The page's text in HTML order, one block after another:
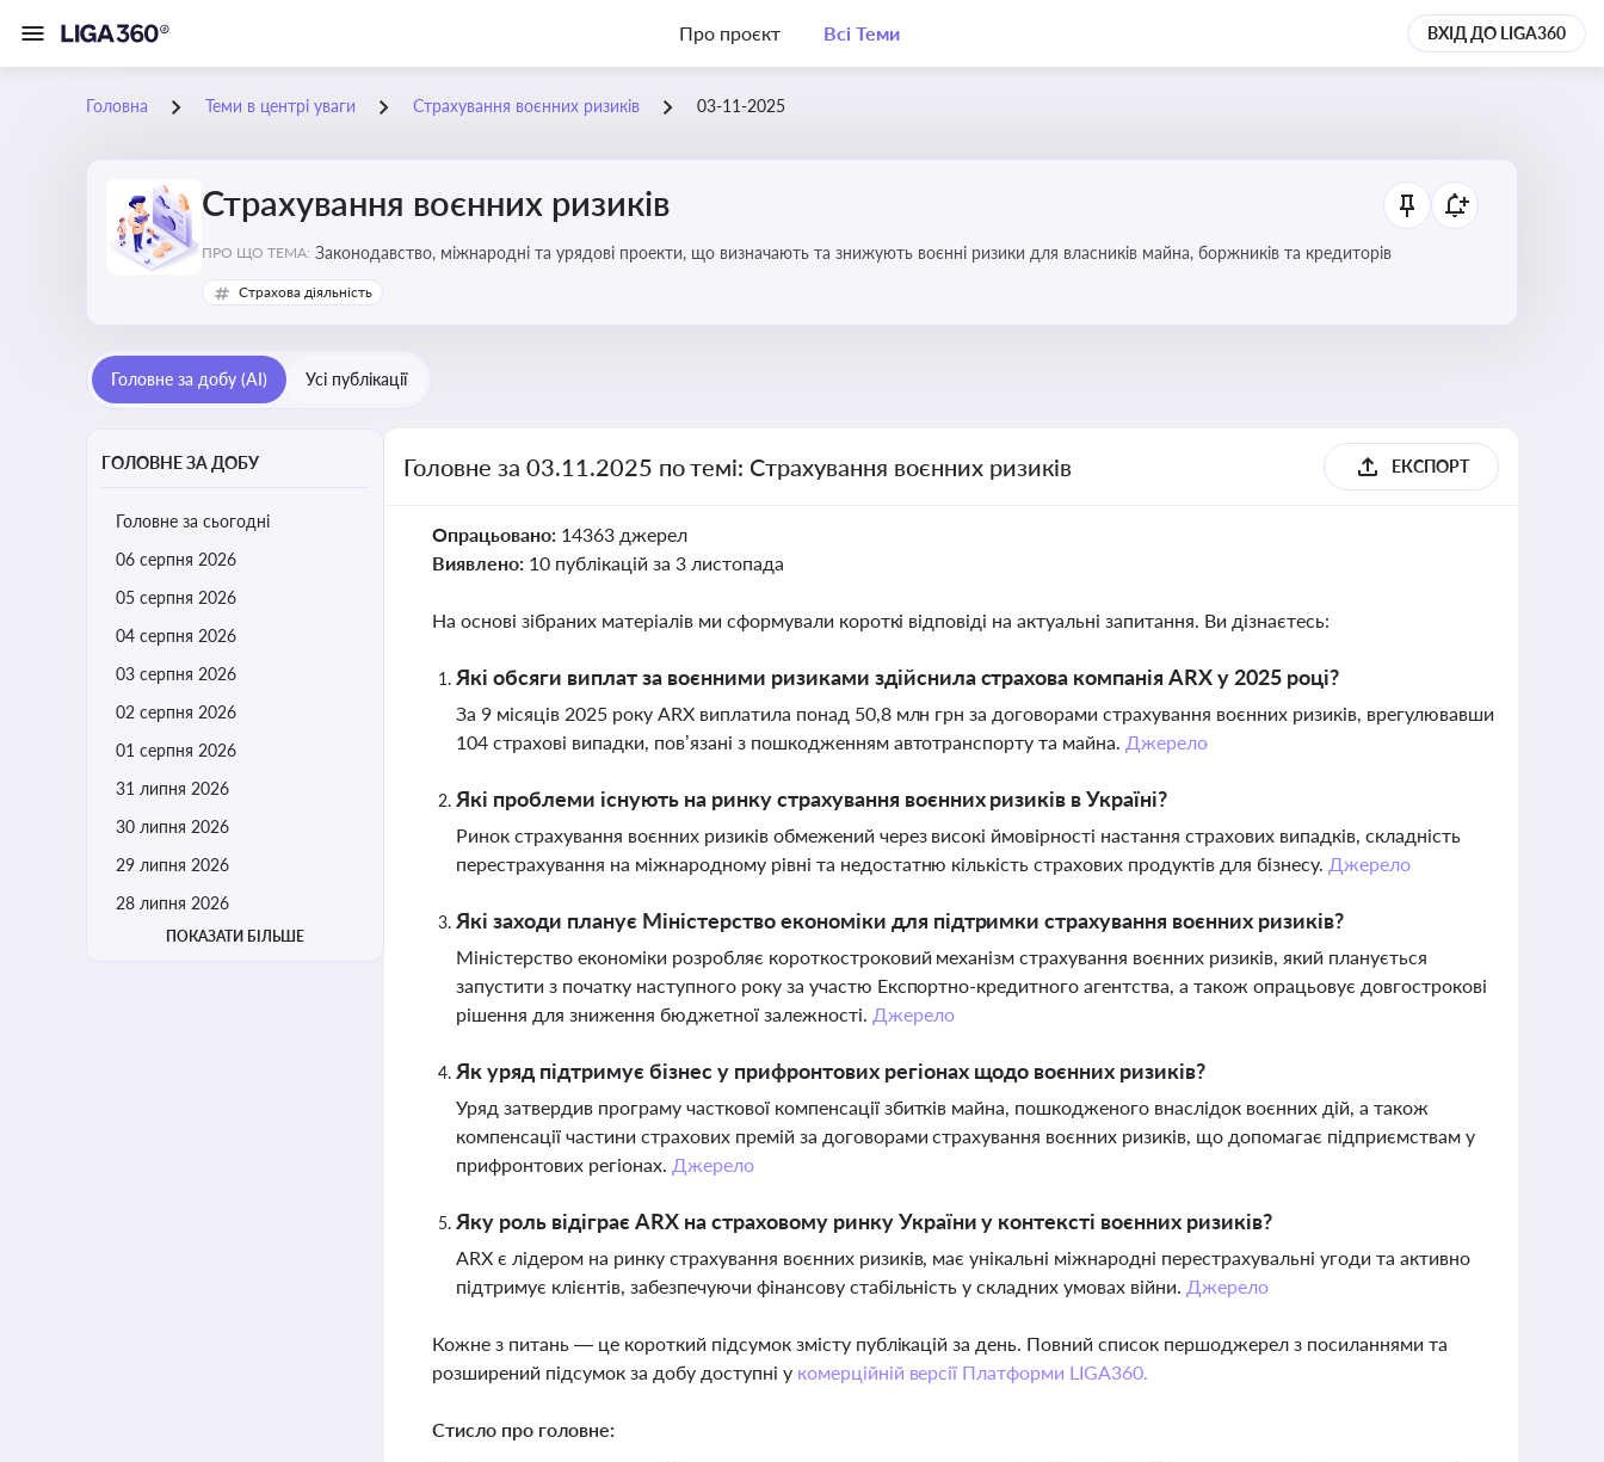
Про проєкт Всі Теми ВХІД ДО LIGA360
Головна Теми в центрі уваги Страхування воєнних ризиків 03-11-2025
Страхування воєнних ризиків
ПРО ЩО ТЕМА: Законодавство, міжнародні та урядові проекти, що визначають та знижують воєнні ризики для власників майна, боржників та кредиторів
Страхова діяльність
Головне за добу (AI) Усі публікації
ГОЛОВНЕ ЗА ДОБУ
Головне за сьогодні
06 серпня 2026
05 серпня 2026
04 серпня 2026
03 серпня 2026
02 серпня 2026
01 серпня 2026
31 липня 2026
30 липня 2026
29 липня 2026
28 липня 2026
ПОКАЗАТИ БІЛЬШЕ
Головне за 03.11.2025 по темі: Страхування воєнних ризиків ЕКСПОРТ
Опрацьовано: 14363 джерел
Виявлено: 10 публікацій за 3 листопада
На основі зібраних матеріалів ми сформували короткі відповіді на актуальні запитання. Ви дізнаєтесь:
Які обсяги виплат за воєнними ризиками здійснила страхова компанія ARX у 2025 році?
За 9 місяців 2025 року ARX виплатила понад 50,8 млн грн за договорами страхування воєнних ризиків, врегулювавши
104 страхові випадки, пов’язані з пошкодженням автотранспорту та майна. Джерело
Які проблеми існують на ринку страхування воєнних ризиків в Україні?
Ринок страхування воєнних ризиків обмежений через високі ймовірності настання страхових випадків, складність
перестрахування на міжнародному рівні та недостатню кількість страхових продуктів для бізнесу. Джерело
Які заходи планує Міністерство економіки для підтримки страхування воєнних ризиків?
Міністерство економіки розробляє короткостроковий механізм страхування воєнних ризиків, який планується
запустити з початку наступного року за участю Експортно-кредитного агентства, а також опрацьовує довгострокові
рішення для зниження бюджетної залежності. Джерело
Як уряд підтримує бізнес у прифронтових регіонах щодо воєнних ризиків?
Уряд затвердив програму часткової компенсації збитків майна, пошкодженого внаслідок воєнних дій, а також
компенсації частини страхових премій за договорами страхування воєнних ризиків, що допомагає підприємствам у
прифронтових регіонах. Джерело
Яку роль відіграє ARX на страховому ринку України у контексті воєнних ризиків?
ARX є лідером на ринку страхування воєнних ризиків, має унікальні міжнародні перестрахувальні угоди та активно
підтримує клієнтів, забезпечуючи фінансову стабільність у складних умовах війни. Джерело
Кожне з питань — це короткий підсумок змісту публікацій за день. Повний список першоджерел з посиланнями та
розширений підсумок за добу доступні у комерційній версії Платформи LIGA360.
Стисло про головне: